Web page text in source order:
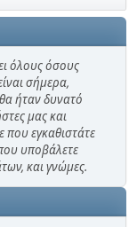
όλους όσους
σήμερα,
ήταν δυνατό
μας και
που εγκαθιστάτε
υποβάλετε
και γνώμες.